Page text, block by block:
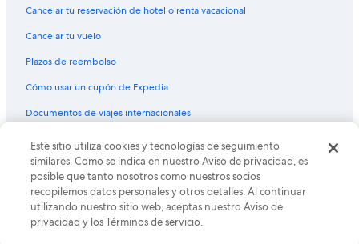
Hoteles cerca de Ayuntamiento de Visalia
Cancelar tu reservación de hotel o renta vacacional
Cancelar tu vuelo
Plazos de reembolso
Cómo usar un cupón de Expedia
Documentos de viajes internacionales
© 2026 Expedia, Inc., una empresa de Expedia Group. Todos los
derechos reservados. Expedia y el logo de Expedia son marcas
registradas o marcas comerciales de Expedia, Inc. CST# 2029030-50.
Este sitio utiliza cookies y tecnologías de seguimiento
similares. Como se indica en nuestro Aviso de privacidad, es
posible que tanto nosotros como nuestros socios
recopilemos datos personales y otros detalles. Al continuar
utilizando nuestro sitio web, aceptas nuestro Aviso de
privacidad y los Términos de servicio.